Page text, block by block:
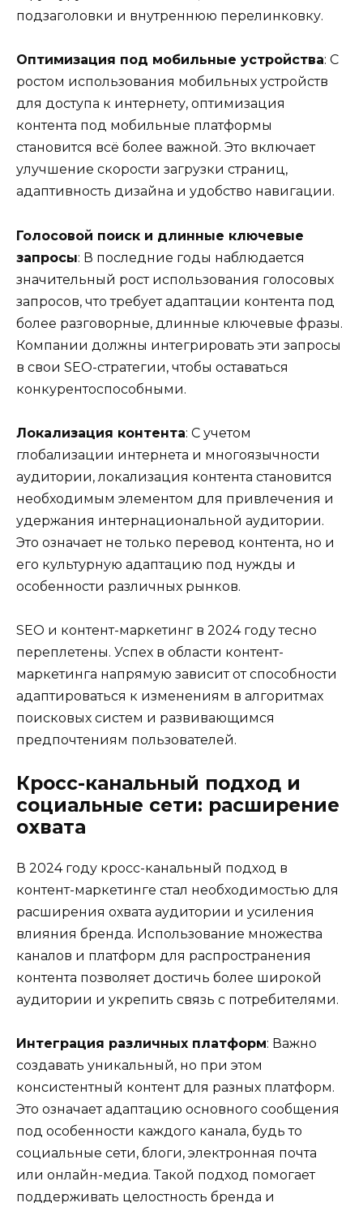
подзаголовки и внутреннюю перелинковку.
Оптимизация под мобильные устройства: С
ростом использования мобильных устройств
для доступа к интернету, оптимизация
контента под мобильные платформы
становится всё более важной. Это включает
улучшение скорости загрузки страниц,
адаптивность дизайна и удобство навигации.
Голосовой поиск и длинные ключевые
запросы: В последние годы наблюдается
значительный рост использования голосовых
запросов, что требует адаптации контента под
более разговорные, длинные ключевые фразы.
Компании должны интегрировать эти запросы
в свои SEO-стратегии, чтобы оставаться
конкурентоспособными.
Локализация контента: С учетом
глобализации интернета и многоязычности
аудитории, локализация контента становится
необходимым элементом для привлечения и
удержания интернациональной аудитории.
Это означает не только перевод контента, но и
его культурную адаптацию под нужды и
особенности различных рынков.
SEO и контент-маркетинг в 2024 году тесно
переплетены. Успех в области контент-
маркетинга напрямую зависит от способности
адаптироваться к изменениям в алгоритмах
поисковых систем и развивающимся
предпочтениям пользователей.
Кросс-канальный подход и
социальные сети: расширение
охвата
В 2024 году кросс-канальный подход в
контент-маркетинге стал необходимостью для
расширения охвата аудитории и усиления
влияния бренда. Использование множества
каналов и платформ для распространения
контента позволяет достичь более широкой
аудитории и укрепить связь с потребителями.
Интеграция различных платформ: Важно
создавать уникальный, но при этом
консистентный контент для разных платформ.
Это означает адаптацию основного сообщения
под особенности каждого канала, будь то
социальные сети, блоги, электронная почта
или онлайн-медиа. Такой подход помогает
поддерживать целостность бренда и